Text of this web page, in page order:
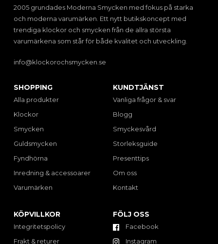
2005 grundades Moderna Smycken med fokus på starka
och moderna varumärken. Ett nytt butikskoncept med
trendiga klockor och smycken från de allra största
varumärkena som står för både kvalitet och utveckling.
info@klockorochsmycken.se
SHOPPING
Alla produkter
Klockor
Smycken
Guldsmycken
Fyndhörna
Inredning & accessoarer
Varumärken
KUNDTJÄNST
Vanliga frågor & svar
Blogg
Smyckesvård
Storleksguide
Presenttips
Om oss
Kontakt
KÖPVILLKOR
Integritetspolicy
Frakt & returer
FÖLJ OSS
Facebook
Instagram